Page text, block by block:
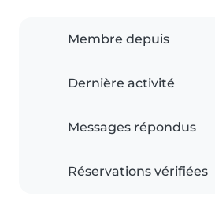
Membre depuis
Dernière activité
Messages répondus
Réservations vérifiées